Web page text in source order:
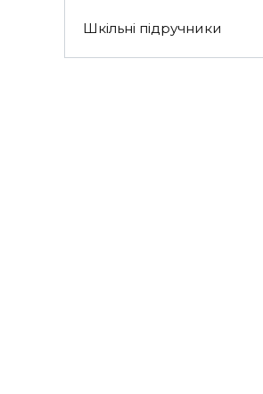
Шкільні підручники